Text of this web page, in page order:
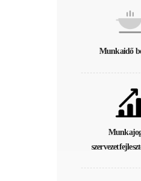
Munkaidő